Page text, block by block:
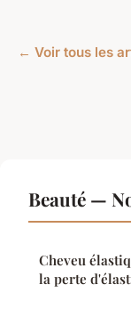
← Voir tous les
Beauté —
Cheveu
la perte